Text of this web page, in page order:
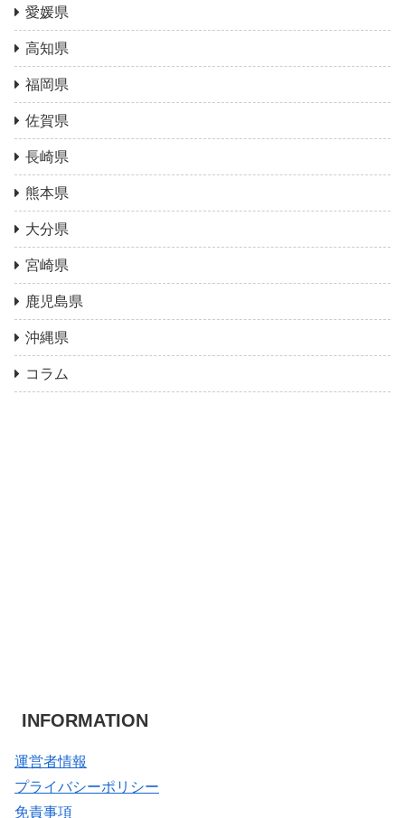
愛媛県
高知県
福岡県
佐賀県
長崎県
熊本県
大分県
宮崎県
鹿児島県
沖縄県
コラム
INFORMATION
運営者情報
プライバシーポリシー
免責事項